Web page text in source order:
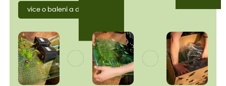
více o balení a dopravě